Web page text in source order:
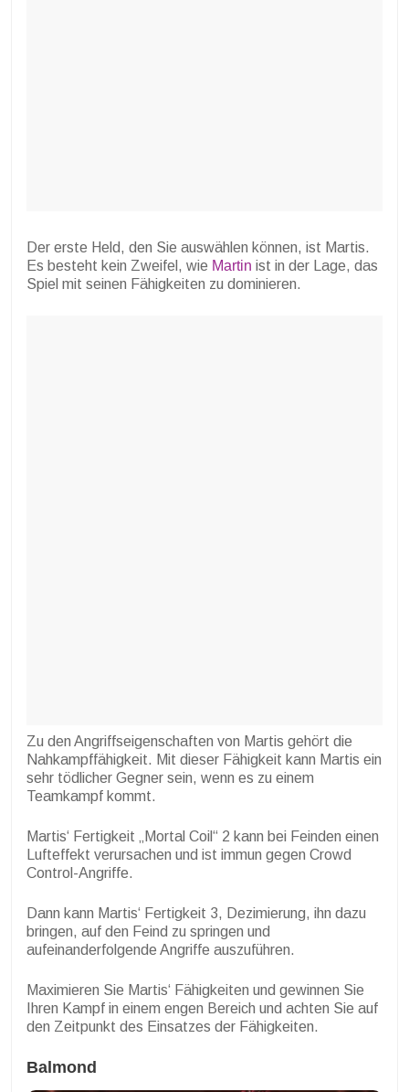
Der erste Held, den Sie auswählen können, ist Martis.
Es besteht kein Zweifel, wie Martin ist in der Lage, das
Spiel mit seinen Fähigkeiten zu dominieren.
Zu den Angriffseigenschaften von Martis gehört die
Nahkampffähigkeit. Mit dieser Fähigkeit kann Martis ein
sehr tödlicher Gegner sein, wenn es zu einem
Teamkampf kommt.
Martis‘ Fertigkeit „Mortal Coil“ 2 kann bei Feinden einen
Lufteffekt verursachen und ist immun gegen Crowd
Control-Angriffe.
Dann kann Martis‘ Fertigkeit 3, Dezimierung, ihn dazu
bringen, auf den Feind zu springen und
aufeinanderfolgende Angriffe auszuführen.
Maximieren Sie Martis‘ Fähigkeiten und gewinnen Sie
Ihren Kampf in einem engen Bereich und achten Sie auf
den Zeitpunkt des Einsatzes der Fähigkeiten.
Balmond